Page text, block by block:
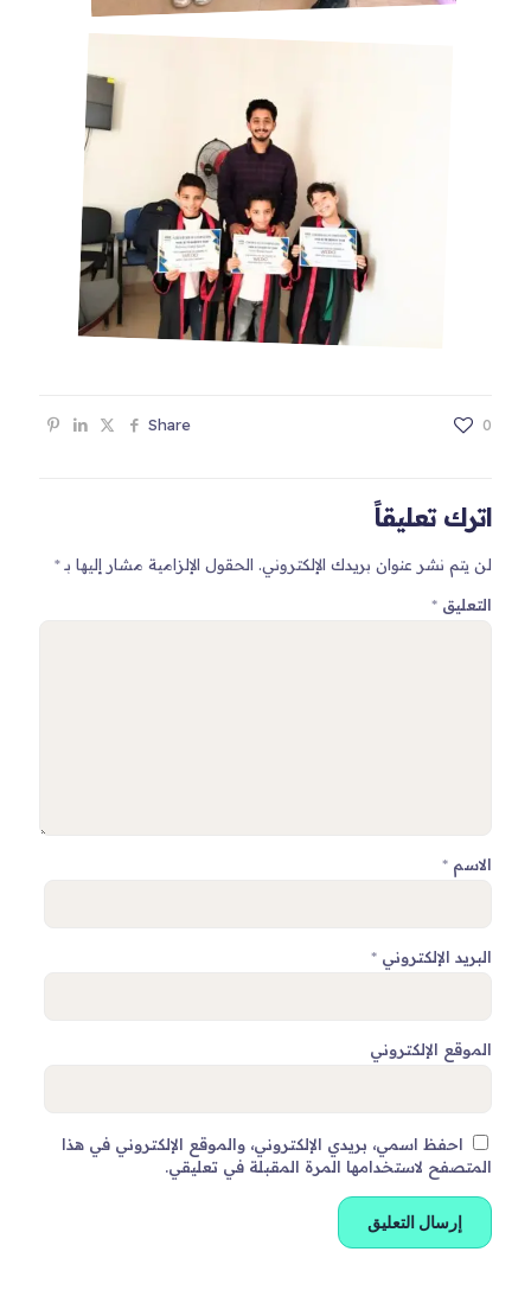
Share 0
اترك تعليقاً
لن يتم نشر عنوان بريدك الإلكتروني. الحقول الإلزامية مشار إليها بـ*
التعليق *
الاسم *
البريد الإلكتروني *
الموقع الإلكتروني
احفظ اسمي، بريدي الإلكتروني، والموقع الإلكتروني في هذا
المتصفح لاستخدامها المرة المقبلة في تعليقي.